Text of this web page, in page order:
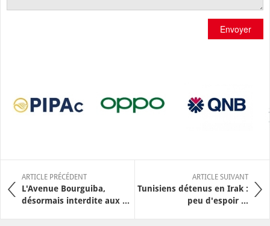
Envoyer
ARTICLE PRÉCÉDENT
L'Avenue Bourguiba,
désormais interdite aux ...
ARTICLE SUIVANT
Tunisiens détenus en Irak :
peu d'espoir ...